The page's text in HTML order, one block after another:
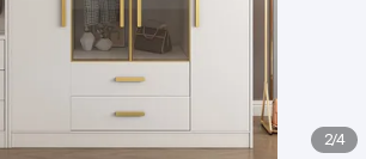
2/4